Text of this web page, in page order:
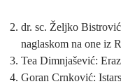
dr. sc. Željko
naglaskom na one iz
Tea Dimnjašević:
Goran Crnković: